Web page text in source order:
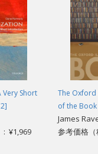
Short
: ¥1,969
The
of the Book
James
参考価格